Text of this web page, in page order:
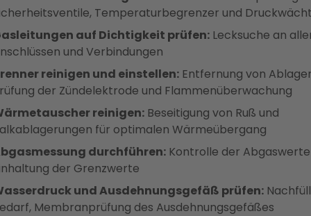
Temperaturbegrenzer und
auf Dichtigkeit prüfen: Lecksuche an
und Verbindungen
reinigen und einstellen: Entfernung von
der Zündelektrode und Flammenüberwachung
reinigen: Beseitigung von Ruß und
für optimalen Wärmeübergang
durchführen: Kontrolle der
der Grenzwerte
und Ausdehnungsgefäß prüfen:
Membranprüfung des Ausdehnungsgefäßes